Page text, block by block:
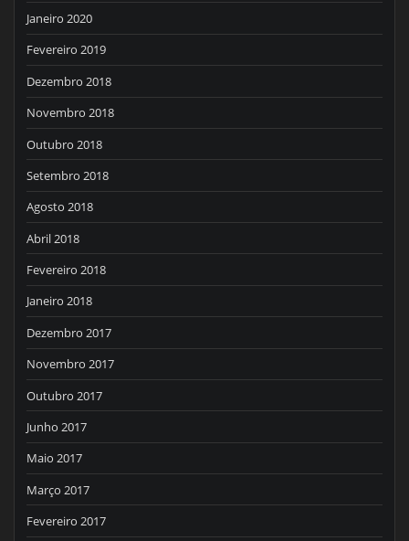
Janeiro 2020
Fevereiro 2019
Dezembro 2018
Novembro 2018
Outubro 2018
Setembro 2018
Agosto 2018
Abril 2018
Fevereiro 2018
Janeiro 2018
Dezembro 2017
Novembro 2017
Outubro 2017
Junho 2017
Maio 2017
Março 2017
Fevereiro 2017